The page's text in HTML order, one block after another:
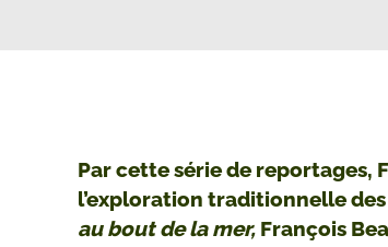
Par cette série de reportages,
l’exploration traditionnelle
au bout de la mer, François